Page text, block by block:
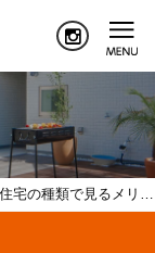
見るメリット・デメリット